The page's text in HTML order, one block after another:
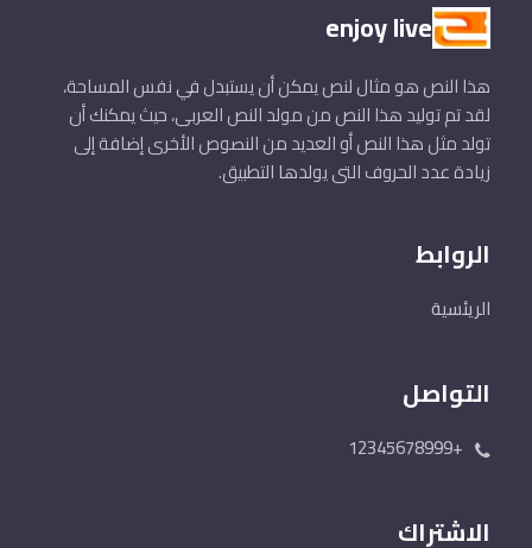
enjoy live
هذا النص هو مثال لنص يمكن أن يستبدل في نفس المساحة،
لقد تم توليد هذا النص من مولد النص العربى، حيث يمكنك أن
تولد مثل هذا النص أو العديد من النصوص الأخرى إضافة إلى
زيادة عدد الحروف التى يولدها التطبيق.
الروابط
الريئسية
التواصل
+12345678999
الاشتراك